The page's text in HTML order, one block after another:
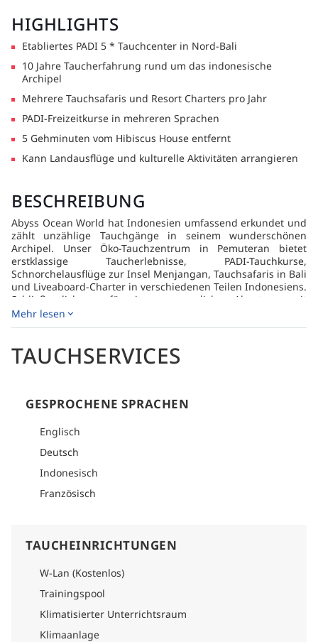
HIGHLIGHTS
Etabliertes PADI 5 * Tauchcenter in Nord-Bali
10 Jahre Taucherfahrung rund um das indonesische
Archipel
Mehrere Tauchsafaris und Resort Charters pro Jahr
PADI-Freizeitkurse in mehreren Sprachen
5 Gehminuten vom Hibiscus House entfernt
Kann Landausflüge und kulturelle Aktivitäten arrangieren
BESCHREIBUNG
Abyss Ocean World hat Indonesien umfassend erkundet und
zählt unzählige Tauchgänge in seinem wunderschönen
Archipel. Unser Öko-Tauchzentrum in Pemuteran bietet
erstklassige Taucherlebnisse, PADI-Tauchkurse,
Schnorchelausflüge zur Insel Menjangan, Tauchsafaris in Bali
und Liveaboard-Charter in verschiedenen Teilen Indonesiens.
Schließe dich uns für ein unvergessliches Abenteuer mit
unserem erfahrenen Team an, während wir unsere
Leidenschaft und unser Wissen teilen. Egal, ob du dich für
außerhalb von Bali entscheidest, wir kümmern uns um die
gesamte Logistik, um ein entspanntes und inklusives Erlebnis
zu zeigen und seine Leidenschaft und sein Wissen über das
Mehr lesen
TAUCHSERVICES
GESPROCHENE SPRACHEN
Englisch
Deutsch
Indonesisch
Französisch
TAUCHEINRICHTUNGEN
W-Lan (Kostenlos)
Trainingspool
Klimatisierter Unterrichtsraum
Klimaanlage